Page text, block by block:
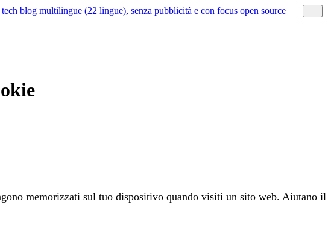
blog multilingue (22 lingue), senza pubblicità e con focus open source
memorizzati sul tuo dispositivo quando visiti un sito web. Aiutano